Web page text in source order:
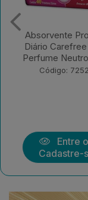
Absorvente
Diário
Perfume
Código:
Entre
Cadastre-